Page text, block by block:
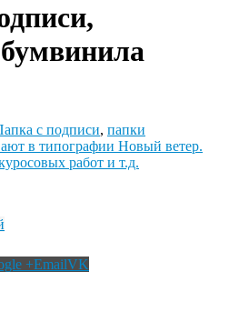
с подписи, папки
в типографии Новый ветер.
работ и т.д.
+EmailVK